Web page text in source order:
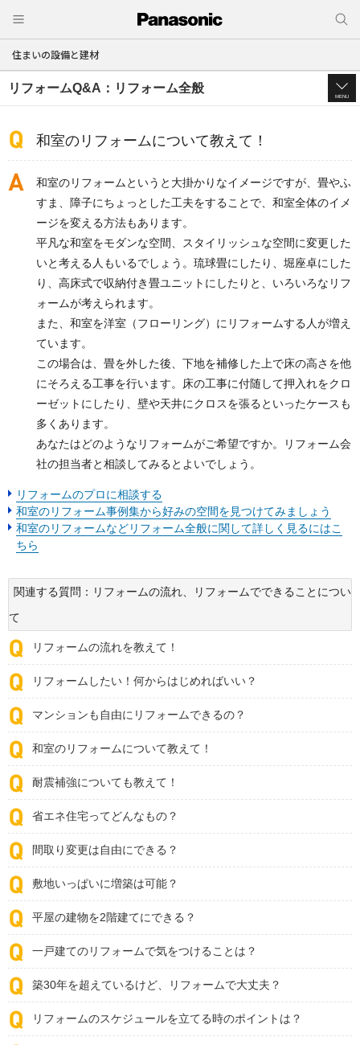
住まいの設備と建材
リフォームQ&A：リフォーム全般
MENU
和室のリフォームについて教えて！
和室のリフォームというと大掛かりなイメージですが、畳やふ
すま、障子にちょっとした工夫をすることで、和室全体のイメ
ージを変える方法もあります。
平凡な和室をモダンな空間、スタイリッシュな空間に変更した
いと考える人もいるでしょう。琉球畳にしたり、堀座卓にした
り、高床式で収納付き畳ユニットにしたりと、いろいろなリフ
ォームが考えられます。
また、和室を洋室（フローリング）にリフォームする人が増え
ています。
この場合は、畳を外した後、下地を補修した上で床の高さを他
にそろえる工事を行います。床の工事に付随して押入れをクロ
ーゼットにしたり、壁や天井にクロスを張るといったケースも
多くあります。
あなたはどのようなリフォームがご希望ですか。リフォーム会
社の担当者と相談してみるとよいでしょう。
リフォームのプロに相談する
和室のリフォーム事例集から好みの空間を見つけてみましょう
和室のリフォームなどリフォーム全般に関して詳しく見るにはこ
ちら
関連する質問：リフォームの流れ、リフォームでできることについ
て
リフォームの流れを教えて！
リフォームしたい！何からはじめればいい？
マンションも自由にリフォームできるの？
和室のリフォームについて教えて！
耐震補強についても教えて！
省エネ住宅ってどんなもの？
間取り変更は自由にできる？
敷地いっぱいに増築は可能？
平屋の建物を2階建てにできる？
一戸建てのリフォームで気をつけることは？
築30年を超えているけど、リフォームで大丈夫？
リフォームのスケジュールを立てる時のポイントは？